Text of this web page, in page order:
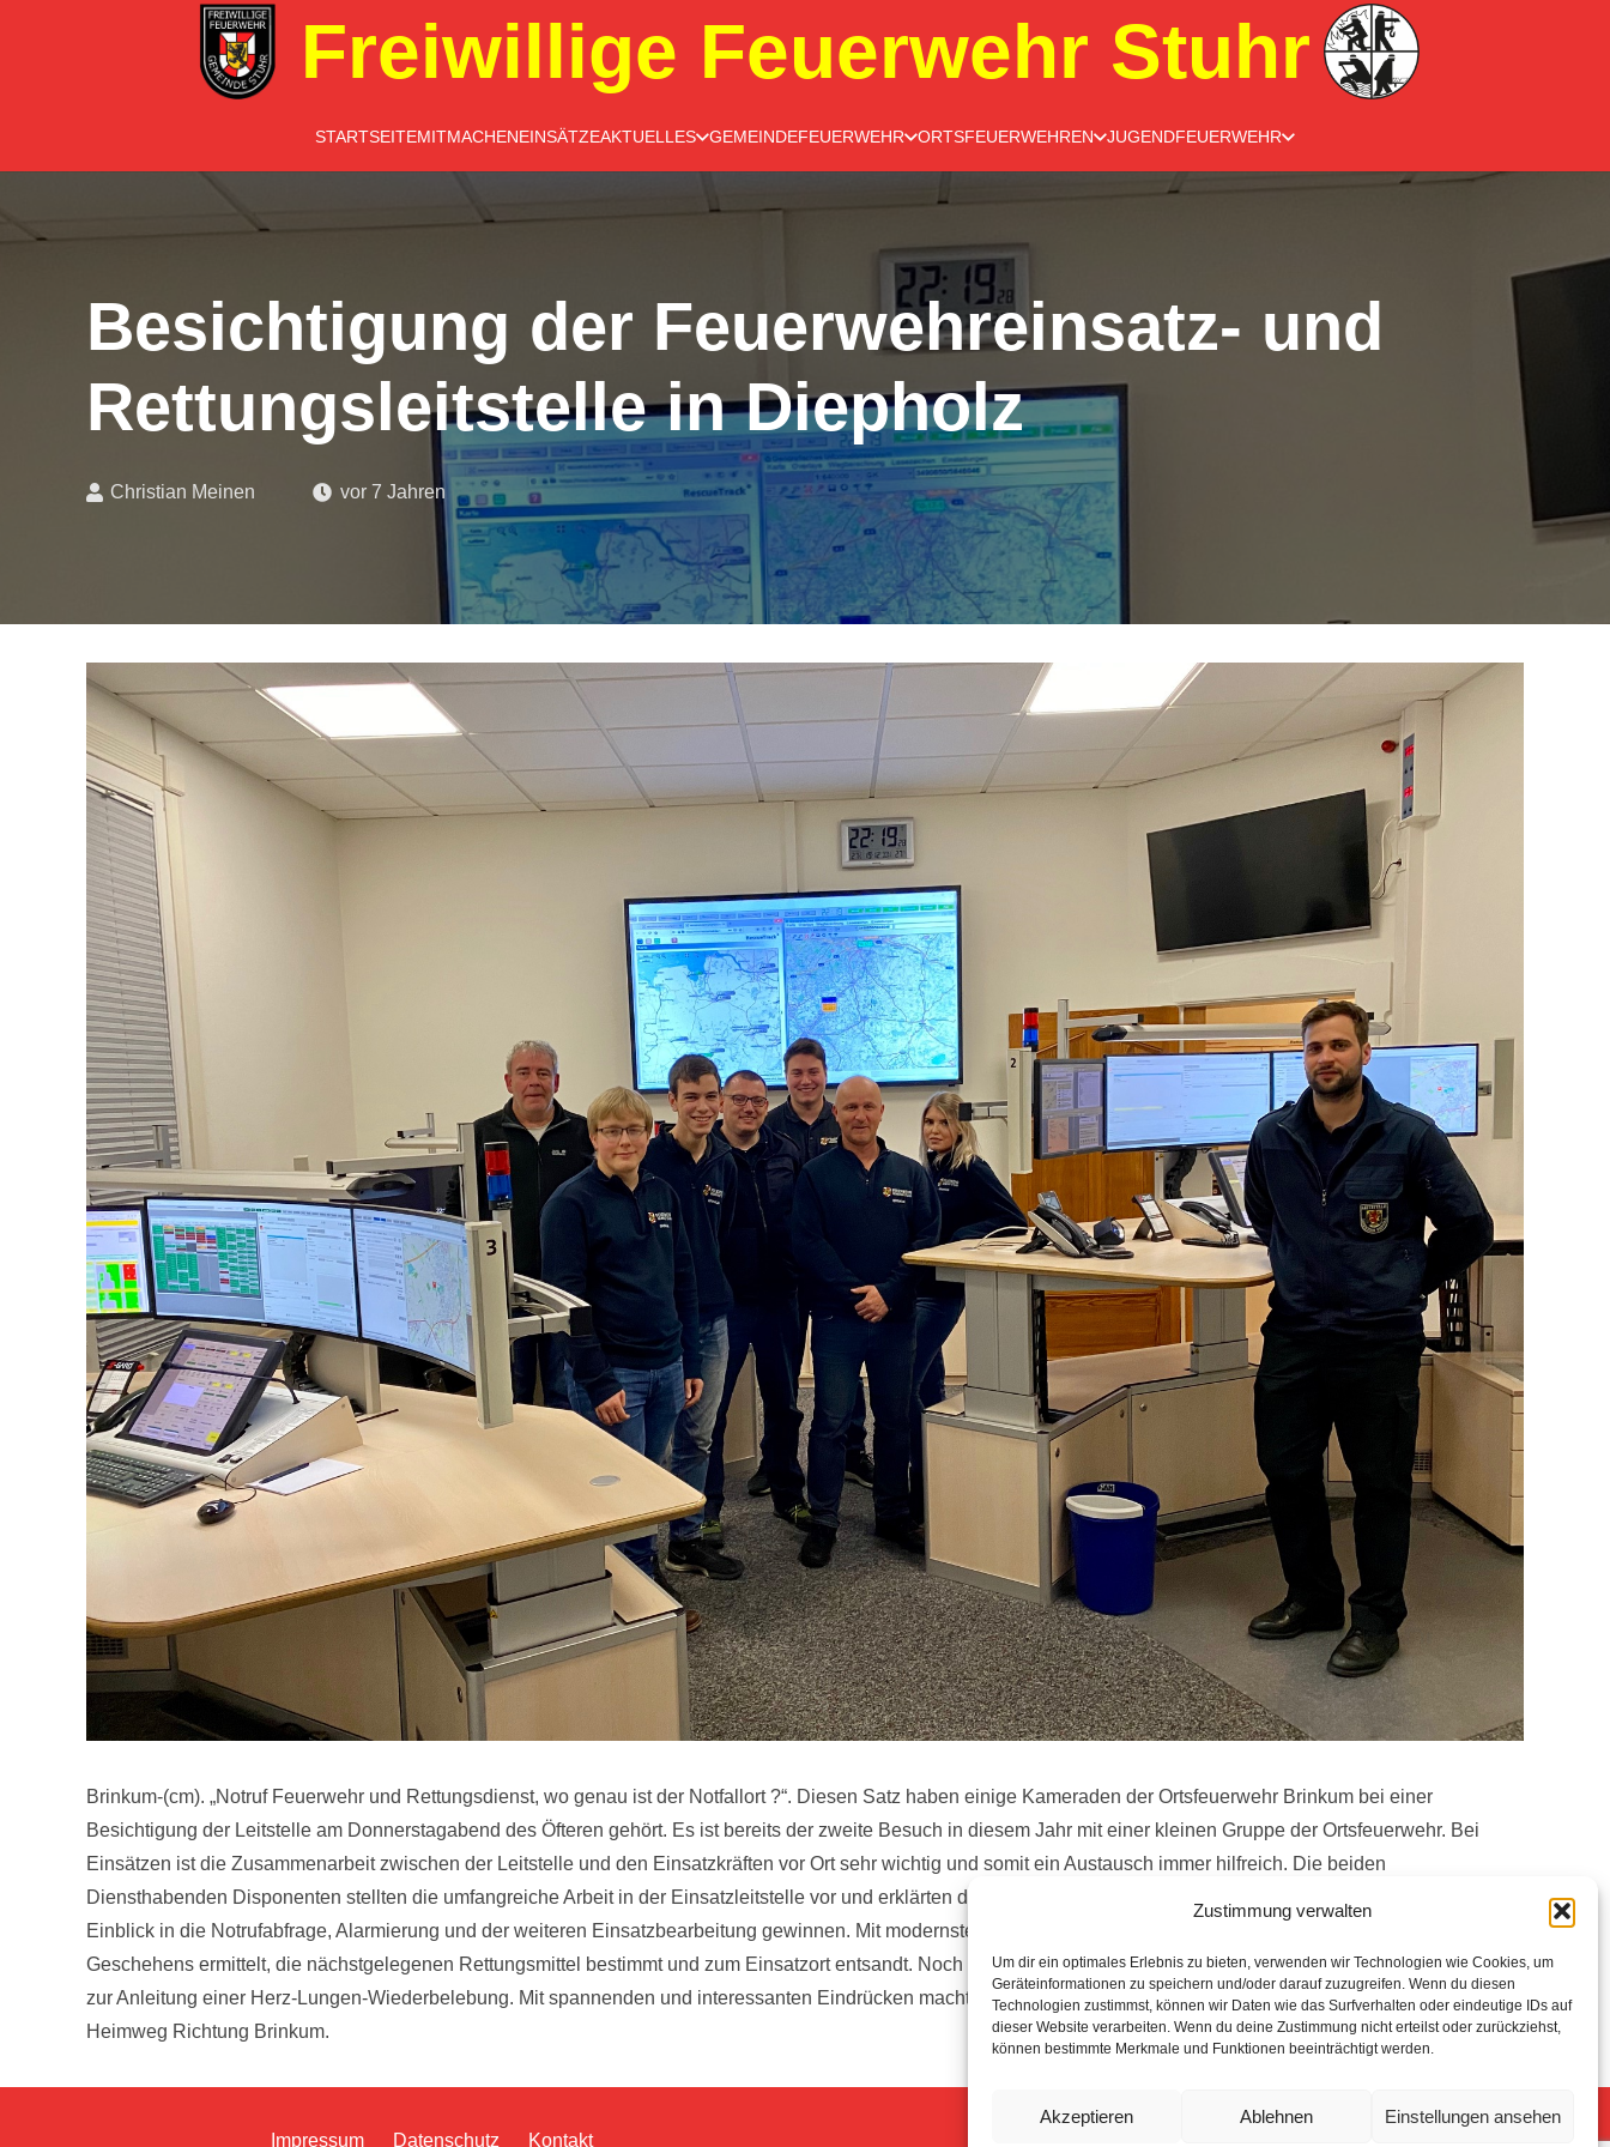
Zustimmung verwalten
Um dir ein optimales Erlebnis zu bieten, verwenden wir Technologien wie Cookies, um
Geräteinformationen zu speichern und/oder darauf zuzugreifen. Wenn du diesen
Technologien zustimmst, können wir Daten wie das Surfverhalten oder eindeutige IDs auf
dieser Website verarbeiten. Wenn du deine Zustimmung nicht erteilst oder zurückziehst,
können bestimmte Merkmale und Funktionen beeinträchtigt werden.
Akzeptieren Ablehnen Einstellungen ansehen
Freiwillige Feuerwehr Stuhr
STARTSEITEMITMACHENEINSÄTZEAKTUELLES GEMEINDEFEUERWEHR ORTSFEUERWEHREN JUGENDFEUERWEHR
Besichtigung der Feuerwehreinsatz- und
Rettungsleitstelle in Diepholz
Christian Meinen vor 7 Jahren
Brinkum-(cm). „Notruf Feuerwehr und Rettungsdienst, wo genau ist der Notfallort ?“. Diesen Satz haben einige Kameraden der Ortsfeuerwehr Brinkum bei einer
Besichtigung der Leitstelle am Donnerstagabend des Öfteren gehört. Es ist bereits der zweite Besuch in diesem Jahr mit einer kleinen Gruppe der Ortsfeuerwehr. Bei
Einsätzen ist die Zusammenarbeit zwischen der Leitstelle und den Einsatzkräften vor Ort sehr wichtig und somit ein Austausch immer hilfreich. Die beiden
Diensthabenden Disponenten stellten die umfangreiche Arbeit in der Einsatzleitstelle vor und erklärten die verschiedenen Abläufe. Die Kameraden konnten somit einen
Einblick in die Notrufabfrage, Alarmierung und der weiteren Einsatzbearbeitung gewinnen. Mit modernster EDV-Technik wird in Sekundenschnelle der Ort des
Geschehens ermittelt, die nächstgelegenen Rettungsmittel bestimmt und zum Einsatzort entsandt. Noch am Telefon erhält der Anrufer wichtige Verhaltenshinweise bis hin
zur Anleitung einer Herz-Lungen-Wiederbelebung. Mit spannenden und interessanten Eindrücken machten die Kameraden sich dann nach zwei Stunden wieder auf den
Heimweg Richtung Brinkum.
Impressum Datenschutz Kontakt